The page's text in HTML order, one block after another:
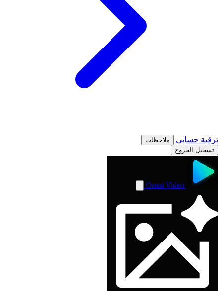
ترقية حسابي
ملاحظات
تسجيل الخروج
Omni Video